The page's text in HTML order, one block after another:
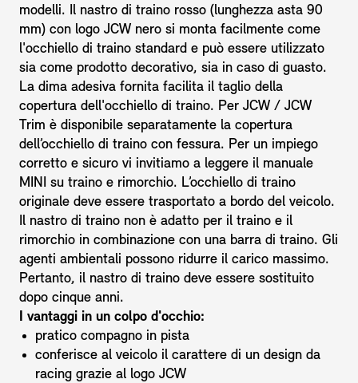
modelli. Il nastro di traino rosso (lunghezza asta 90
mm) con logo JCW nero si monta facilmente come
l'occhiello di traino standard e può essere utilizzato
sia come prodotto decorativo, sia in caso di guasto.
La dima adesiva fornita facilita il taglio della
copertura dell'occhiello di traino. Per JCW / JCW
Trim è disponibile separatamente la copertura
dell’occhiello di traino con fessura. Per un impiego
corretto e sicuro vi invitiamo a leggere il manuale
MINI su traino e rimorchio. L’occhiello di traino
originale deve essere trasportato a bordo del veicolo.
Il nastro di traino non è adatto per il traino e il
rimorchio in combinazione con una barra di traino. Gli
agenti ambientali possono ridurre il carico massimo.
Pertanto, il nastro di traino deve essere sostituito
dopo cinque anni.
I vantaggi in un colpo d'occhio:
pratico compagno in pista
conferisce al veicolo il carattere di un design da
racing grazie al logo JCW